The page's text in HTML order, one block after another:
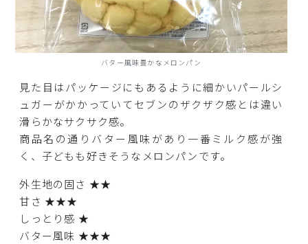
バター風味豊かなメロンパン
見た目はパッケージにもあるように細かいパールシ
ュガーがかかっていてセブンのザクザク感とは違い
滑らかなサクサク感。
商品名の通りバター風味があり一番ミルク感が強
く、子どもも好きそうなメロンパンです。
外生地の固さ ★★
甘さ ★★★
しっとり感 ★
バター風味 ★★★